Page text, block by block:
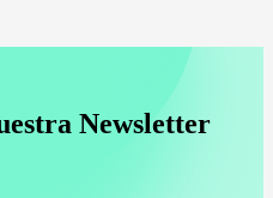
Newsletter